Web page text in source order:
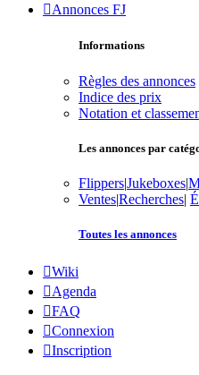
Annonces FJ
Informations
Règles des annonces
Indice des prix
Notation et
Les annonces par
Flippers|Jukeboxes|
Ventes|Recherches|
Toutes les annonces
Wiki
Agenda
FAQ
Connexion
Inscription